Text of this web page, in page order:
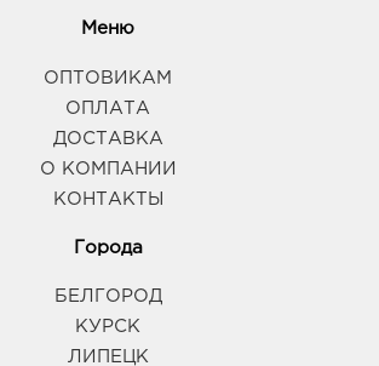
Меню
ОПТОВИКАМ
ОПЛАТА
ДОСТАВКА
О КОМПАНИИ
КОНТАКТЫ
Города
БЕЛГОРОД
КУРСК
ЛИПЕЦК